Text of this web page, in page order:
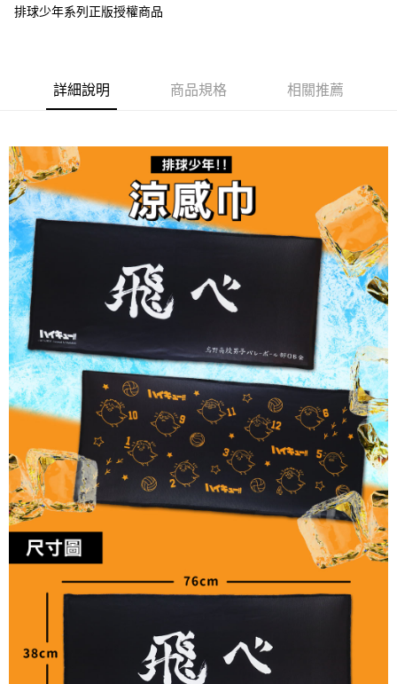
AFTEE先享後付是「在收到商品之後才付款」的支付方式。 讓您購物簡單
便利好安心！
３．安心：先確認商品／服務後，再付款。
【「AFTEE先享後付」結帳流程】
１．於結帳方式選擇「AFTEE先享後付」後，將跳轉至「AFTEE先享後付」
結帳頁面，進行簡訊認證並確認金額後，即可完成結帳。
２．訂單成立數日內，您將收到繳費通知簡訊。
３．收到繳費通知簡訊後14天內，點擊此簡訊中的連結，可透過四大超商／
ATM／網路銀行／等多元方式進行付款，方視為交易完成。
※ 請注意：結帳手續完成當下不需立刻繳費，但若您需要取消訂單，請聯絡
購買商品的店家。未經商家同意取消之訂單仍視為有效，需透過AFTEE先享
後付繳納相關費用。
※ 交易是否成功請以「AFTEE先享後付 」之結帳頁面顯示為準，若有關於
是否繳費成功／繳費後需取消欲退款等相關疑問，請聯繫「AFTEE先享後付
客戶支援中心」https://netprotections.freshdesk.com/support/home
【注意事項】
１．透過由恩沛科技股份有限公司提供之「AFTEE先享後付」服務完成之交
易，需依本服務之必要範圍內提供個人資料，並將交易相關給付款項請求債
權轉讓予恩沛科技股份有限公司。
２．關於個人資料處理事宜，請瀏覽以下網址：
https://aftee.tw/terms/#terms3
３．未成年的使用者請事先徵得法定代理人或監護人之同意方可使用
「AFTEE先享後付」，若未經同意申辦者引起之損失，本公司不負相關責
任。
４．使用「AFTEE先享後付」時，將依據個別帳號之用戶狀況，依本公司即
時審查核予不同之上限額度；若仍有額度不足之情形，本公司將視審查結果
請求用戶進行身份認證。
５．嚴禁一人註冊多個帳號或使用他人資訊註冊。若發現惡意使用之情形，
恩沛科技股份有限公司將有權停止該用戶之使用額度並採取法律行動。
ATM付款
全家付款取貨
每筆NT$60，滿NT$499(含以上)免運費
付款後全家取貨
每筆NT$60，滿NT$499(含以上)免運費
7-11付款取貨
每筆NT$60，滿NT$499(含以上)免運費
付款後7-11取貨
每筆NT$60，滿NT$499(含以上)免運費
宅配
每筆NT$120，滿NT$499(含以上)免運費
查看運費
排球少年系列正版授權商品
詳細說明 商品規格 相關推薦